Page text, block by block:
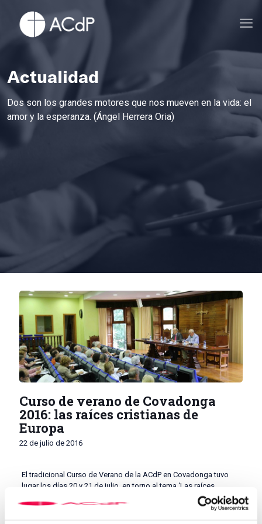
Actualidad
Dos son los grandes motores que nos mueven en la vida: el
amor y la esperanza. (Ángel Herrera Oria)
Curso de verano de Covadonga
2016: las raíces cristianas de
Europa
22 de julio de 2016
El tradicional Curso de Verano de la ACdP en Covadonga tuvo
lugar los días 20 y 21 de julio, en torno al tema ‘Las raíces
cristianas de Europa’. Tras la inauguración, en la que dio la
bienvenida a los asistentes el padre Juan José Tuñón Escalada,
abad de Covadonga, intervino Javier Prades, rector de la